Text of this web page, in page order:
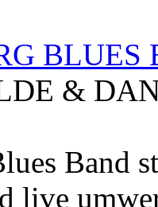
BLUES
&
Band
live